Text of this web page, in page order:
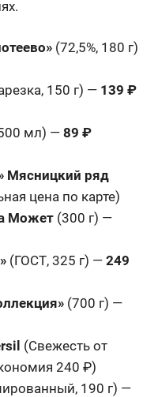
(72,5%, 180 г)
150 г) — 139 ₽
мл) —89 ₽
Мясницкий ряд
цена по карте)
Может (300 г) —
(ГОСТ, 325 г) —249
(700 г) —
(Свежесть от
240 ₽)
190 г) —